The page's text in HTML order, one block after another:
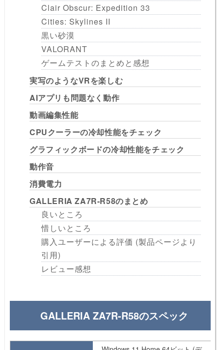
Clair Obscur: Expedition 33
Cities: Skylines II
黒い砂漠
VALORANT
ゲームテストのまとめと感想
実写のようなVRを楽しむ
AIアプリも問題なく動作
動画編集性能
CPUクーラーの冷却性能をチェック
グラフィックボードの冷却性能をチェック
動作音
消費電力
GALLERIA ZA7R-R58のまとめ
良いところ
惜しいところ
購入ユーザーによる評価 (製品ページより
引用)
レビュー感想
GALLERIA ZA7R-R58のスペック